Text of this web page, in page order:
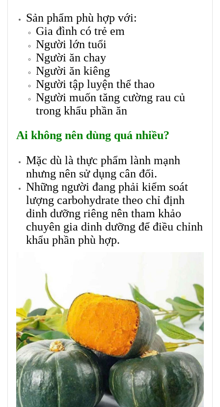
Sản phẩm phù hợp với:
Gia đình có trẻ em
Người lớn tuổi
Người ăn chay
Người ăn kiêng
Người tập luyện thể thao
Người muốn tăng cường rau củ
trong khẩu phần ăn
Ai không nên dùng quá nhiều?
Mặc dù là thực phẩm lành mạnh
nhưng nên sử dụng cân đối.
Những người đang phải kiểm soát
lượng carbohydrate theo chỉ định
dinh dưỡng riêng nên tham khảo
chuyên gia dinh dưỡng để điều chỉnh
khẩu phần phù hợp.